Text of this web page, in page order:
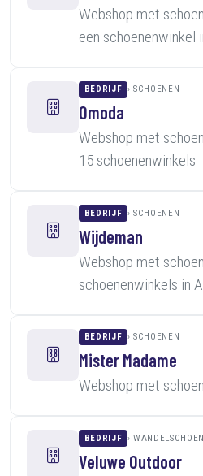
Webshop met
een schoenenwinkel
BEDRIJF SCHOENEN
Omoda
Webshop met
15 schoenenwinkels
BEDRIJF SCHOENEN
Wijdeman
Webshop met
schoenenwinkels in
BEDRIJF SCHOENEN
Mister Madame
Webshop met
BEDRIJF
Veluwe Outdoor